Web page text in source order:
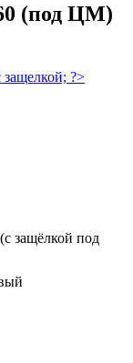
(под ЦМ)
защёлкой под